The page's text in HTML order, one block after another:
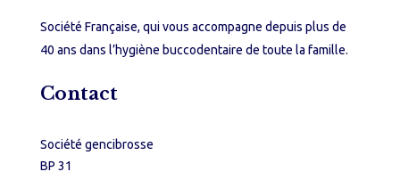
Société Française, qui vous accompagne depuis plus de
40 ans dans l’hygiène buccodentaire de toute la famille.
Contact
Société gencibrosse
BP 31